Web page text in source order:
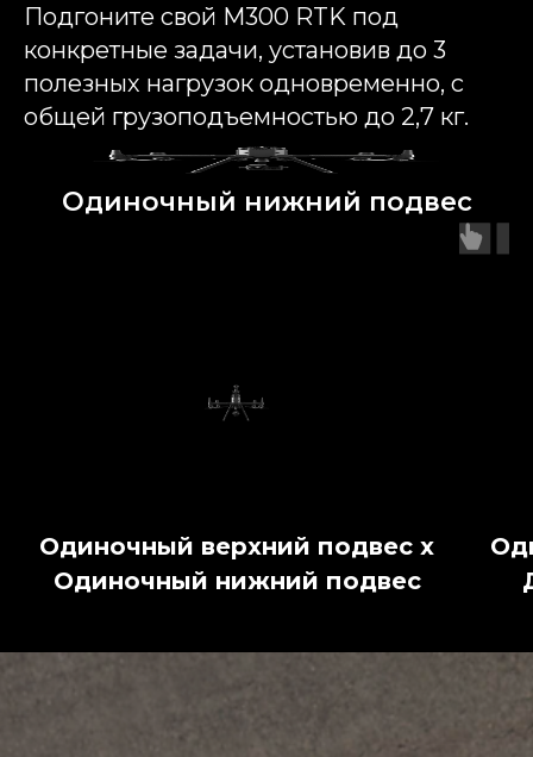
Подгоните свой M300 RTK под
конкретные задачи, установив до 3
полезных нагрузок одновременно, с
общей грузоподъемностью до 2,7 кг.
Одиночный нижний подвес
Одиночный верхний подвес x
Одиночный нижний подвес